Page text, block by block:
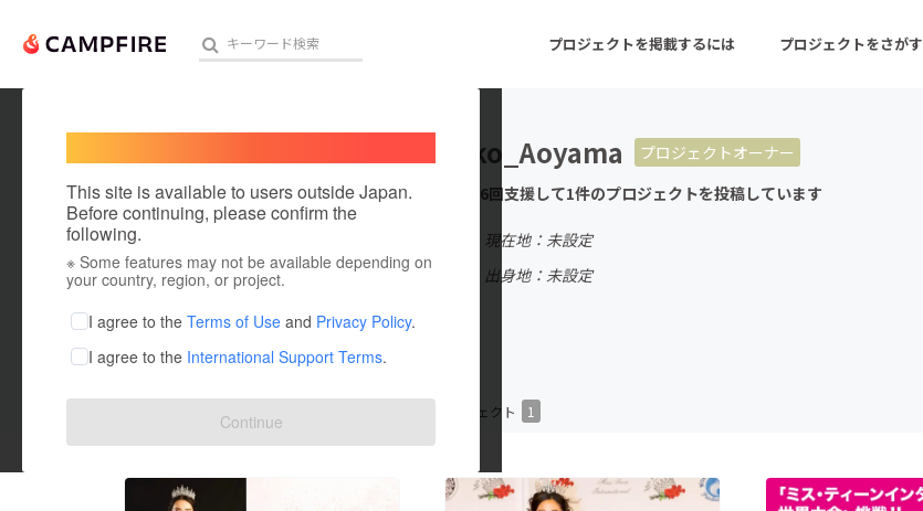
プロジェクトを掲載するには プロジェクトをさがす
人気のプロジェクト 注目のリターン 注目の新着プロジェクト
アート・写真 音楽
テクノロジー・ガジェット
映像・映画
ビジネス・起業
チャレンジ
まちづくり・地域活性化
This site is available to users outside Japan.
Before continuing, please confirm the
following.
※ Some features may not be available depending on
your country, region, or project.
I agree to the Terms of Use and Privacy Policy.
I agree to the International Support Terms.
Continue
Sakurako_Aoyama
プロジェクトオーナー
これまでに6回支援して1件のプロジェクトを投稿しています
現在地：未設定
出身国：日本
出身地：未設定
プロジェクト 1